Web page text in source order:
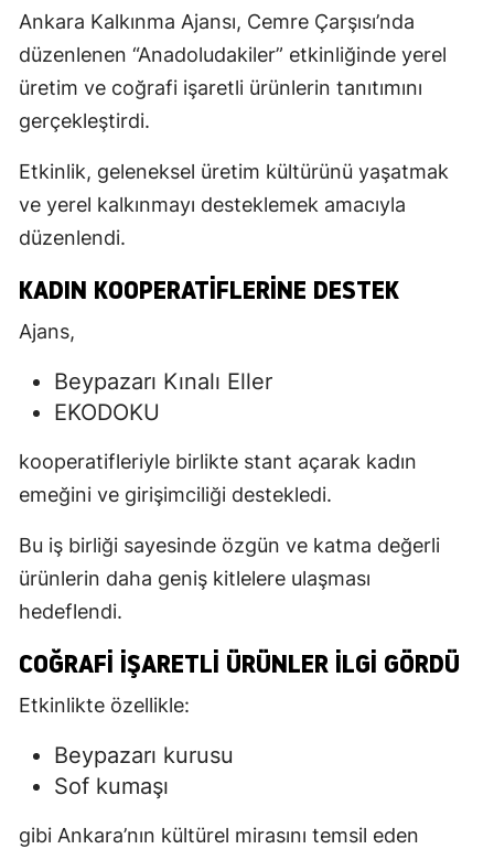
Ankara Kalkınma Ajansı, Cemre Çarşısı’nda
düzenlenen “Anadoludakiler” etkinliğinde yerel
üretim ve coğrafi işaretli ürünlerin tanıtımını
gerçekleştirdi.
Etkinlik, geleneksel üretim kültürünü yaşatmak
ve yerel kalkınmayı desteklemek amacıyla
düzenlendi.
KADIN KOOPERATIFLERINE DESTEK
Ajans,
Beypazarı Kınalı Eller
EKODOKU
kooperatifleriyle birlikte stant açarak kadın
emeğini ve girişimciliği destekledi.
Bu iş birliği sayesinde özgün ve katma değerli
ürünlerin daha geniş kitlelere ulaşması
hedeflendi.
COĞRAFI İŞARETLI ÜRÜNLER İLGI GÖRDÜ
Etkinlikte özellikle:
Beypazarı kurusu
Sof kumaşı
gibi Ankara’nın kültürel mirasını temsil eden